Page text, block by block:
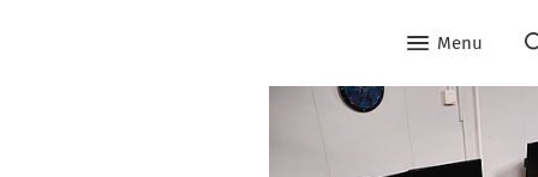
Menu